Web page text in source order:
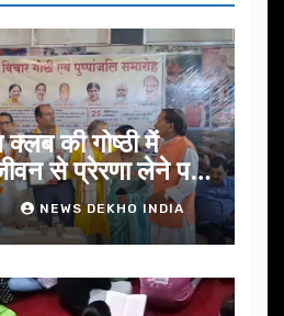
की गोष्ठी में
से प्रेरणा लेने पर
NEWS DEKHO INDIA